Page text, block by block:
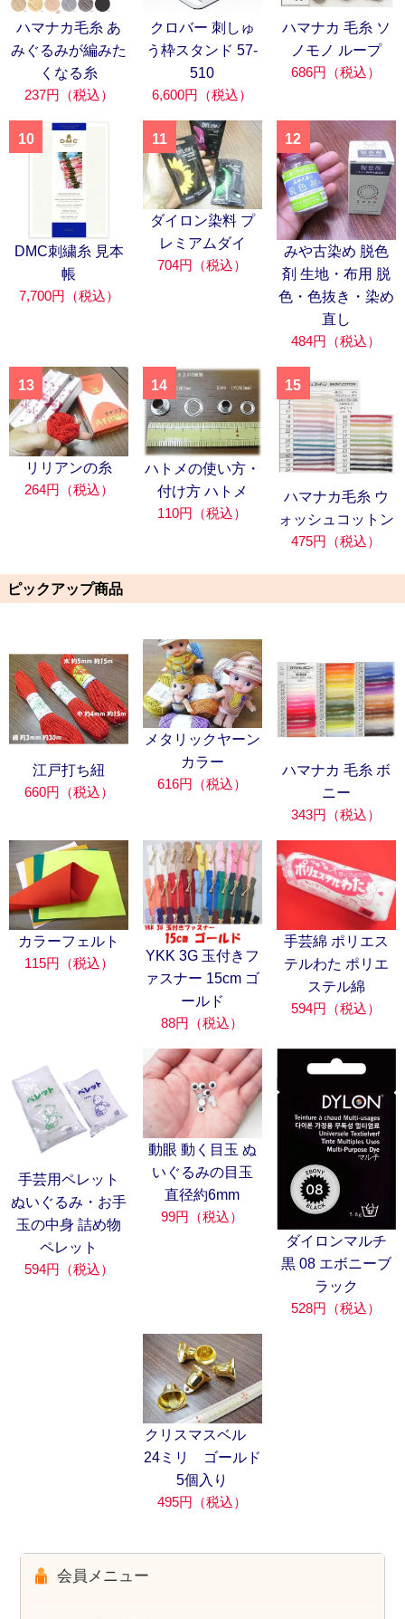
ハマナカ毛糸 あ
みぐるみが編みた
くなる糸
237円（税込）
クロバー 刺しゅ
う枠スタンド 57-
510
6,600円（税込）
ハマナカ 毛糸 ソ
ノモノ ループ
686円（税込）
10
DMC刺繍糸 見本
帳
7,700円（税込）
11
ダイロン染料 プ
レミアムダイ
704円（税込）
12
みや古染め 脱色
剤 生地・布用 脱
色・色抜き・染め
直し
484円（税込）
13
リリアンの糸
264円（税込）
14
ハトメの使い方・
付け方 ハトメ
110円（税込）
15
ハマナカ毛糸 ウ
ォッシュコットン
475円（税込）
ピックアップ商品
江戸打ち紐
660円（税込）
メタリックヤーン
カラー
616円（税込）
ハマナカ 毛糸 ボ
ニー
343円（税込）
カラーフェルト
115円（税込）
YKK 3G 玉付きフ
ァスナー 15cm ゴ
ールド
88円（税込）
手芸綿 ポリエス
テルわた ポリエ
ステル綿
594円（税込）
手芸用ペレット
ぬいぐるみ・お手
玉の中身 詰め物
ペレット
594円（税込）
動眼 動く目玉 ぬ
いぐるみの目玉
直径約6mm
99円（税込）
ダイロンマルチ
黒 08 エボニーブ
ラック
528円（税込）
クリスマスベル
24ミリ ゴールド
5個入り
495円（税込）
会員メニュー